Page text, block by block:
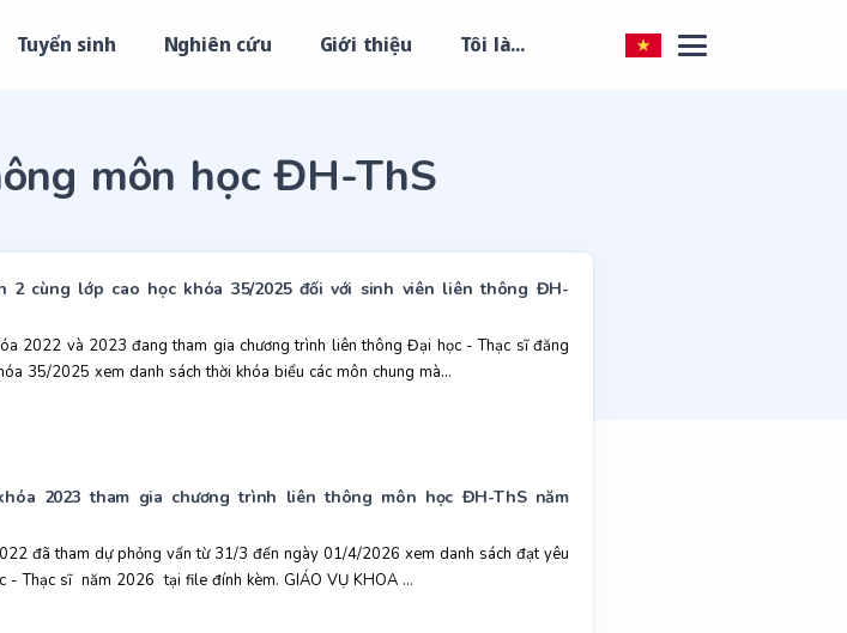
Tuyển sinh Nghiên cứu Giới thiệu Tôi là...
môn học ĐH-ThS
2 cùng lớp cao học khóa 35/2025 đối với sinh viên liên thông ĐH-
2022 và 2023 đang tham gia chương trình liên thông Đại học - Thạc sĩ đăng
35/2025 xem danh sách thời khóa biểu các môn chung mà...
2023 tham gia chương trình liên thông môn học ĐH-ThS năm
đã tham dự phỏng vấn từ 31/3 đến ngày 01/4/2026 xem danh sách đạt yêu
- Thạc sĩ năm 2026 tại file đính kèm. GIÁO VỤ KHOA ...